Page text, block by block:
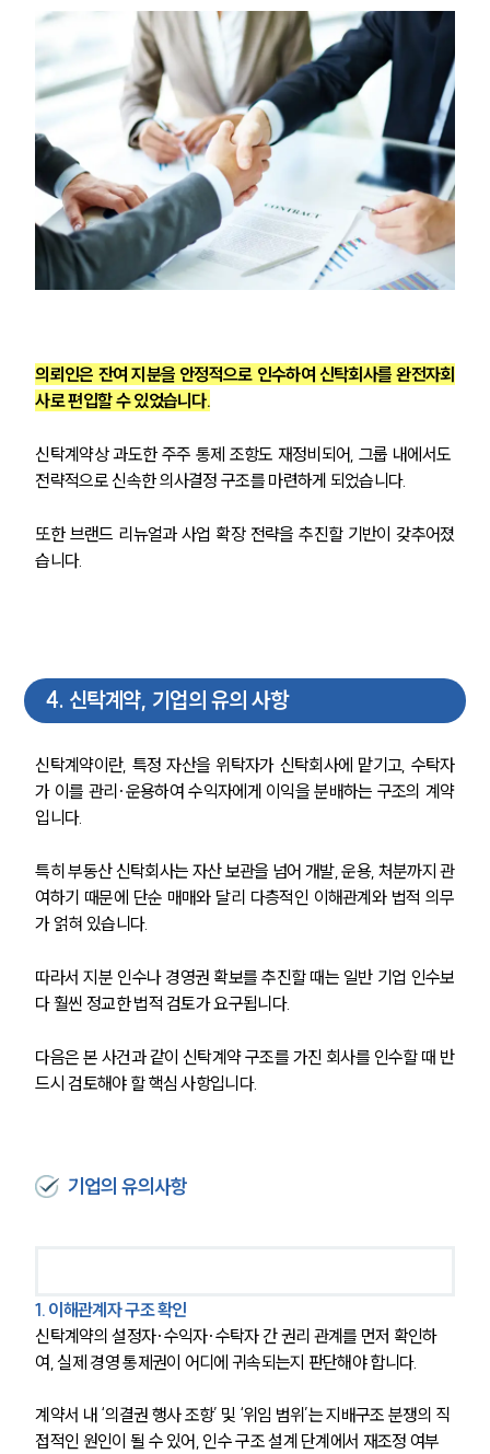
그룹소개
대륜의 강점
오시는 길
글로벌 파트너 로펌
AI대륜
주요 업무사례
구성원 소개
금융전문변호사
의뢰인은 잔여 지분을 안정적으로 인수하여 신탁회사를 완전자회
사로 편입할 수 있었습니다.
신탁계약상 과도한 주주 통제 조항도 재정비되어, 그룹 내에서도
전략적으로 신속한 의사결정 구조를 마련하게 되었습니다.
또한 브랜드 리뉴얼과 사업 확장 전략을 추진할 기반이 갖추어졌
습니다.
4. 신탁계약, 기업의 유의 사항
신탁계약이란, 특정 자산을 위탁자가 신탁회사에 맡기고, 수탁자
가 이를 관리·운용하여 수익자에게 이익을 분배하는 구조의 계약
입니다.
특히 부동산 신탁회사는 자산 보관을 넘어 개발, 운용, 처분까지 관
여하기 때문에 단순 매매와 달리 다층적인 이해관계와 법적 의무
가 얽혀 있습니다.
따라서 지분 인수나 경영권 확보를 추진할 때는 일반 기업 인수보
다 훨씬 정교한 법적 검토가 요구됩니다.
다음은 본 사건과 같이 신탁계약 구조를 가진 회사를 인수할 때 반
드시 검토해야 할 핵심 사항입니다.
기업의 유의사항
1. 이해관계자 구조 확인
신탁계약의 설정자·수익자·수탁자 간 권리 관계를 먼저 확인하
여, 실제 경영 통제권이 어디에 귀속되는지 판단해야 합니다.
계약서 내 ‘의결권 행사 조항’ 및 ‘위임 범위’는 지배구조 분쟁의 직
접적인 원인이 될 수 있어, 인수 구조 설계 단계에서 재조정 여부